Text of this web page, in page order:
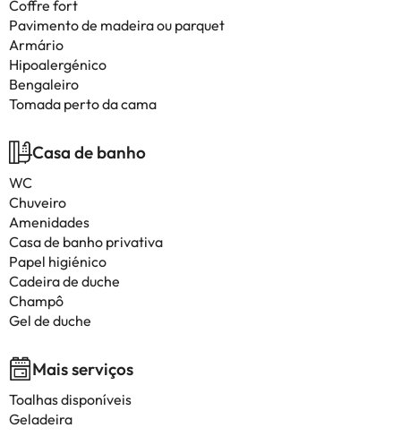
Coffre fort
Pavimento de madeira ou parquet
Armário
Hipoalergénico
Bengaleiro
Tomada perto da cama
Casa de banho
WC
Chuveiro
Amenidades
Casa de banho privativa
Papel higiénico
Cadeira de duche
Champô
Gel de duche
Mais serviços
Toalhas disponíveis
Geladeira